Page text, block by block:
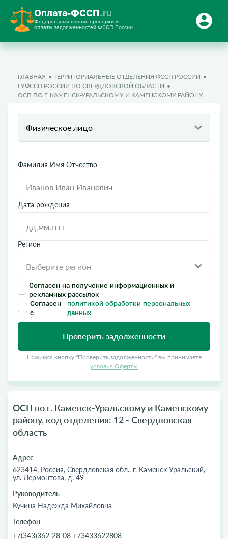
Оплата-ФССП.ru
Федеральный сервис проверки и
оплаты задолженностей ФССП России
ГЛАВНАЯ
ТЕРРИТОРИАЛЬНЫЕ ОТДЕЛЕНИЯ ФССП РОССИИ
ГУФССП РОССИИ ПО СВЕРДЛОВСКОЙ ОБЛАСТИ
ОСП ПО Г. КАМЕНСК-УРАЛЬСКОМУ И КАМЕНСКОМУ РАЙОНУ
Физическое лицо
Фамилия Имя Отчество
Дата рождения
Регион
Согласен на получение информационных и
рекламных рассылок
Согласен
с
политикой обработки персональных
данных
Проверить задолженности
Нажимая кнопку "Проверить задолженности" вы принимаете
условия Оферты
ОСП по г. Каменск-Уральскому и Каменскому
району, код отделения: 12 - Свердловская
область
Адрес
623414, Россия, Свердловская обл., г. Каменск-Уральский,
ул. Лермонтова, д. 49
Руководитель
Кучина Надежда Михайловна
Телефон
+7(343)362-28-08 +73433622808